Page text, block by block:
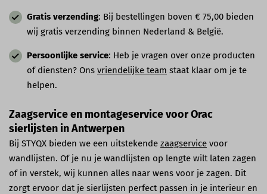
Gratis verzending: Bij bestellingen boven € 75,00 bieden
wij gratis verzending binnen Nederland & België.
Persoonlijke service: Heb je vragen over onze producten
of diensten? Ons vriendelijke team staat klaar om je te
helpen.
Zaagservice en montageservice voor Orac
sierlijsten in Antwerpen
Bij STYQX bieden we een uitstekende zaagservice voor
wandlijsten. Of je nu je wandlijsten op lengte wilt laten zagen
of in verstek, wij kunnen alles naar wens voor je zagen. Dit
zorgt ervoor dat je sierlijsten perfect passen in je interieur en